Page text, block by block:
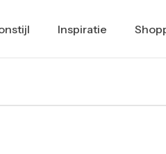
Inspiratie